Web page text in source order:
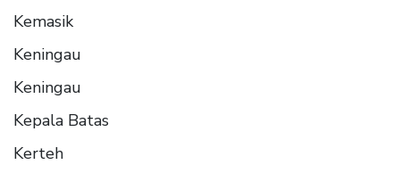
Kemasik
Keningau
Keningau
Kepala Batas
Kerteh